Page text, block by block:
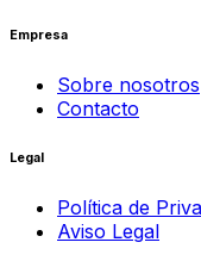
Empresa
Sobre nosotros
Contacto
Legal
Política de
Aviso Legal